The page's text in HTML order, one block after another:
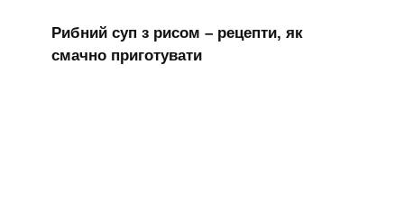
Рибний суп з рисом – рецепти, як
смачно приготувати